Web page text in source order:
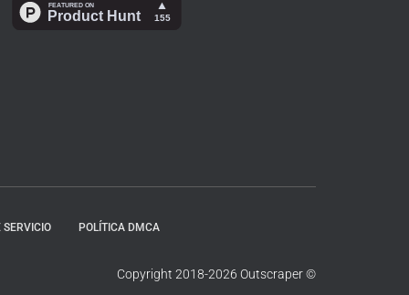
POLÍTICA DMCA
Copyright 2018-2026 Outscraper ©